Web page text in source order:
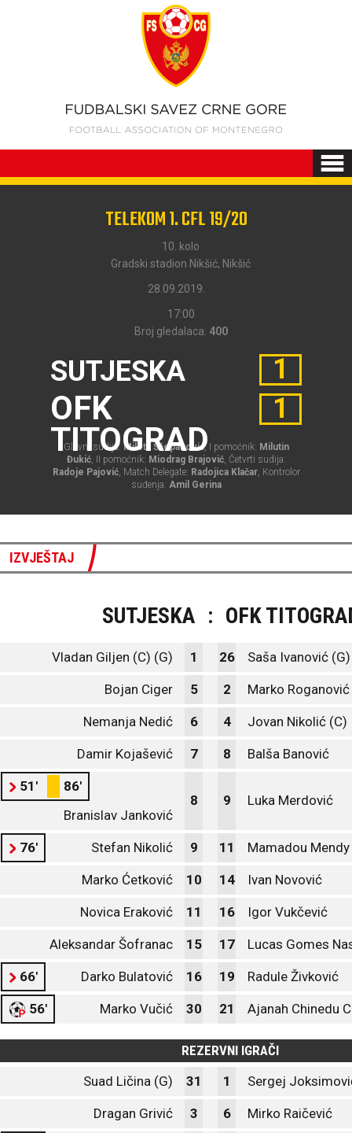
TELEKOM 1. CFL 19/20
10. kolo
Gradski stadion Nikšić, Nikšić
28.09.2019.
17:00
Broj gledalaca: 400
SUTJESKA
OFK
TITOGRAD
1
1
Glavni sudija: Mileta Šćepanović, I pomoćnik: Milutin
Đukić, II pomoćnik: Miodrag Brajović, Četvrti sudija:
Radoje Pajović, Match Delegate: Radojica Klačar, Kontrolor
suđenja: Amil Gerina
IZVJEŠTAJ
SUTJESKA : OFK
Vladan Giljen (C) (G) 1 26 Saša Ivanović (G)
Bojan Ciger 5 2 Marko Roganović
Nemanja Nedić 6 4 Jovan Nikolić (C)
Damir Kojašević 7 8 Balša Banović
51'
86'
Branislav Janković
8 9 Luka Merdović
76' Stefan Nikolić 9 11 Mamadou Mendy
Marko Ćetković 10 14 Ivan Novović
Novica Eraković 11 16 Igor Vukčević
Aleksandar Šofranac 15 17 Lucas Gomes
66' Darko Bulatović 16 19 Radule Živković
56' Marko Vučić 30 21 Ajanah Chinedu
REZERVNI IGRAČI
Suad Ličina (G)
31 1 Sergej
Dragan Grivić 3 6 Mirko Raičević